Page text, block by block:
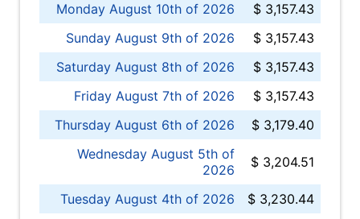
Monday August 10th of 2026
$ 3,157.43
Sunday August 9th of 2026
$ 3,157.43
Saturday August 8th of 2026
$ 3,157.43
Friday August 7th of 2026
$ 3,157.43
Thursday August 6th of 2026
$ 3,179.40
Wednesday August 5th of
2026
$ 3,204.51
Tuesday August 4th of 2026
$ 3,230.44